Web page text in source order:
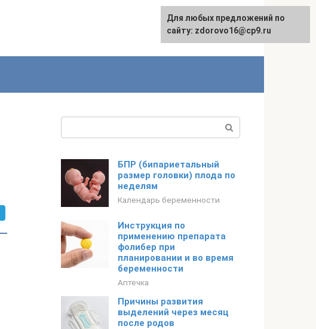
English
БПР (бипариетальный
размер головки) плода по
неделям
Календарь беременности
Инструкция по
применению препарата
фолибер при
планировании и во время
беременности
Аптечка
Причины развития
выделений через месяц
после родов
Для любых предложений по
сайту: zdorovo16@cp9.ru